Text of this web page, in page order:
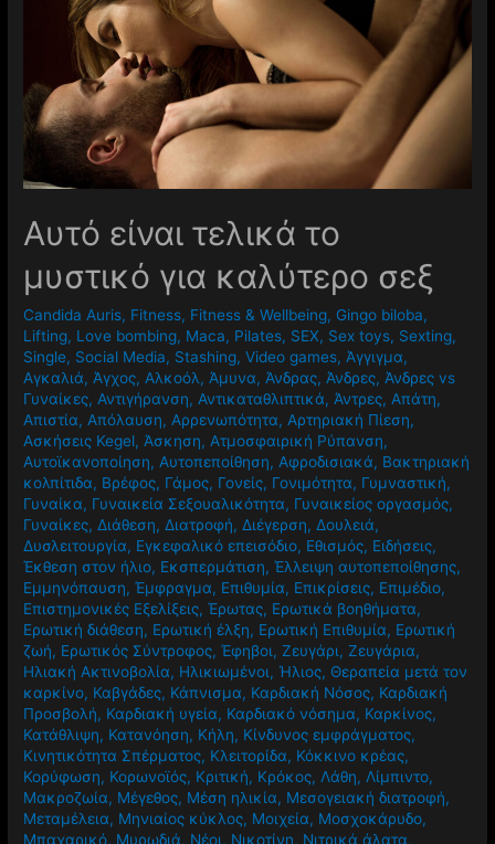
Αυτό είναι τελικά το
μυστικό για καλύτερο σεξ
Candida Auris, Fitness, Fitness & Wellbeing, Gingo biloba,
Lifting, Love bombing, Maca, Pilates, SEX, Sex toys, Sexting,
Single, Social Media, Stashing,Video games, Άγγιγμα,
Αγκαλιά, Άγχος, Αλκοόλ, Άμυνα, Άνδρας, Άνδρες, Άνδρες vs
Γυναίκες, Αντιγήρανση, Αντικαταθλιπτικά, Άντρες, Απάτη,
Απιστία, Απόλαυση, Αρρενωπότητα, Αρτηριακή Πίεση,
Ασκήσεις Kegel, Άσκηση, Ατμοσφαιρική Ρύπανση,
Αυτοϊκανοποίηση, Αυτοπεποίθηση, Αφροδισιακά, Βακτηριακή
κολπίτιδα, Βρέφος, Γάμος, Γονείς, Γονιμότητα, Γυμναστική,
Γυναίκα, Γυναικεία Σεξουαλικότητα, Γυναικείος οργασμός,
Γυναίκες, Διάθεση, Διατροφή, Διέγερση, Δουλειά,
Δυσλειτουργία, Εγκεφαλικό επεισόδιο, Εθισμός, Ειδήσεις,
Έκθεση στον ήλιο, Εκσπερμάτιση,Έλλειψη αυτοπεποίθησης,
Εμμηνόπαυση,Έμφραγμα, Επιθυμία, Επικρίσεις, Επιμέδιο,
Επιστημονικές Εξελίξεις,Έρωτας, Ερωτικά βοηθήματα,
Ερωτική διάθεση, Ερωτική έλξη, Ερωτική Επιθυμία, Ερωτική
ζωή, Ερωτικός Σύντροφος,Έφηβοι,Ζευγάρι,Ζευγάρια,
Ηλιακή Ακτινοβολία, Ηλικιωμένοι, Ήλιος, Θεραπεία μετά τον
καρκίνο, Καβγάδες, Κάπνισμα, Καρδιακή Νόσος, Καρδιακή
Προσβολή, Καρδιακή υγεία, Καρδιακό νόσημα, Καρκίνος,
Κατάθλιψη, Κατανόηση, Κήλη, Κίνδυνος εμφράγματος,
Κινητικότητα Σπέρματος, Κλειτορίδα, Κόκκινο κρέας,
Κορύφωση, Κορωνοϊός, Κριτική, Κρόκος, Λάθη, Λίμπιντο,
Μακροζωία, Μέγεθος, Μέση ηλικία, Μεσογειακή διατροφή,
Μεταμέλεια, Μηνιαίος κύκλος, Μοιχεία, Μοσχοκάρυδο,
Μπαχαρικό, Μυρωδιά, Νέοι, Νικοτίνη, Νιτρικά άλατα,